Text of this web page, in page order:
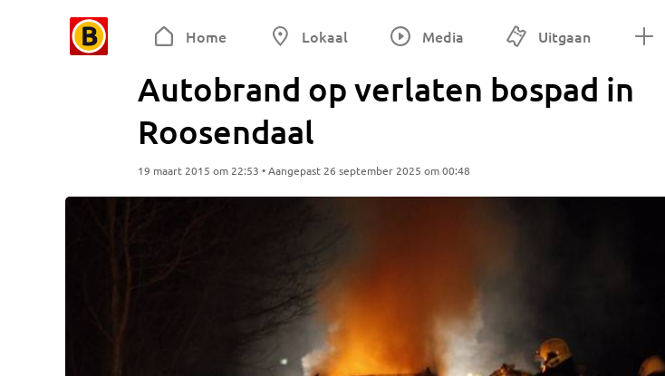
Home Lokaal Media Uitgaan
Autobrand op verlaten bospad in
Roosendaal
19 maart 2015 om 22:53 • Aangepast 26 september 2025 om 00:48